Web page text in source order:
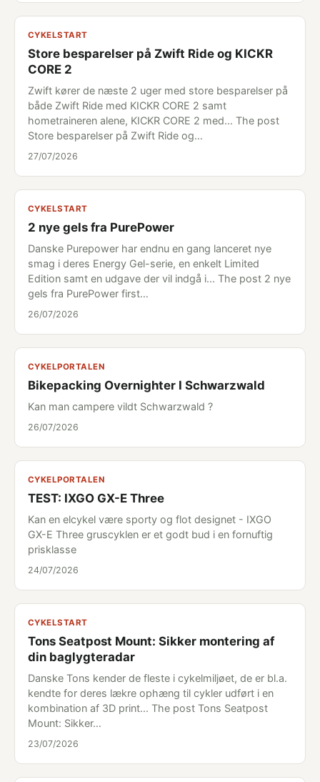
CYKELSTART
Store besparelser på Zwift Ride og KICKR
CORE 2
Zwift kører de næste 2 uger med store besparelser på
både Zwift Ride med KICKR CORE 2 samt
hometraineren alene, KICKR CORE 2 med... The post
Store besparelser på Zwift Ride og…
27/07/2026
CYKELSTART
2 nye gels fra PurePower
Danske Purepower har endnu en gang lanceret nye
smag i deres Energy Gel-serie, en enkelt Limited
Edition samt en udgave der vil indgå i... The post 2 nye
gels fra PurePower first…
26/07/2026
CYKELPORTALEN
Bikepacking Overnighter I Schwarzwald
Kan man campere vildt Schwarzwald ?
26/07/2026
CYKELPORTALEN
TEST: IXGO GX-E Three
Kan en elcykel være sporty og flot designet - IXGO
GX-E Three gruscyklen er et godt bud i en fornuftig
prisklasse
24/07/2026
CYKELSTART
Tons Seatpost Mount: Sikker montering af
din baglygteradar
Danske Tons kender de fleste i cykelmiljøet, de er bl.a.
kendte for deres lækre ophæng til cykler udført i en
kombination af 3D print... The post Tons Seatpost
Mount: Sikker…
23/07/2026